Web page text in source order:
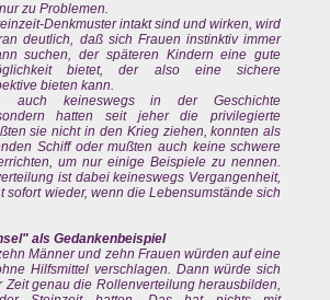
zu Problemen.
Denkmuster intakt sind und wirken, wird
deutlich, daß sich Frauen instinktiv immer
suchen, der späteren Kindern eine gute
bietet, der also eine sichere
bieten kann.
auch keineswegs in der Geschichte
hatten seit jeher die privilegierte
sie nicht in den Krieg ziehen, konnten als
Schiff oder mußten auch keine schwere
um nur einige Beispiele zu nennen.
ist dabei keineswegs Vergangenheit,
sofort wieder, wenn die Lebensumstände sich
als Gedankenbeispiel
Männer und zehn Frauen würden auf eine
Hilfsmittel verschlagen. Dann würde sich
Zeit genau die Rollenverteilung herausbilden,